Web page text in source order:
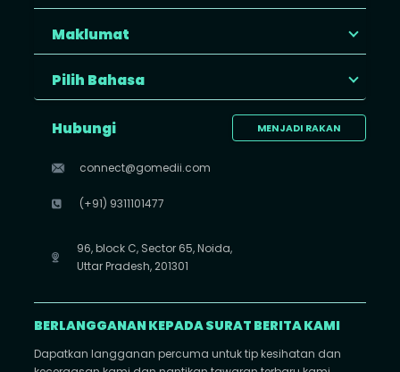
Maklumat
Pilih Bahasa
MENJADI RAKAN
Hubungi
connect@gomedii.com
(+91) 9311101477
96, block C, Sector 65, Noida,
Uttar Pradesh, 201301
BERLANGGANAN KEPADA SURAT BERITA KAMI
Dapatkan langganan percuma untuk tip kesihatan dan